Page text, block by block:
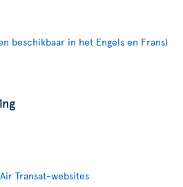
beschikbaar in het Engels en Frans)
Transat-websites